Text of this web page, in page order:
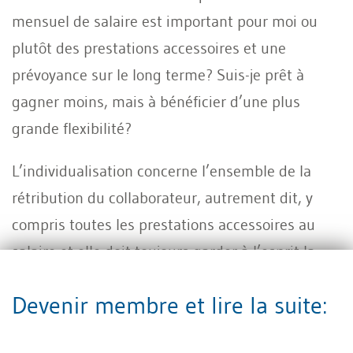
mensuel de salaire est important pour moi ou
plutôt des prestations accessoires et une
prévoyance sur le long terme? Suis-je prêt à
gagner moins, mais à bénéficier d’une plus
grande flexibilité?
L’individualisation concerne l’ensemble de la
rétribution du collaborateur, autrement dit, y
compris toutes les prestations accessoires au
salaire et elle doit toujours garder à l’esprit la
termes de performance.
Devenir membre et lire la suite: